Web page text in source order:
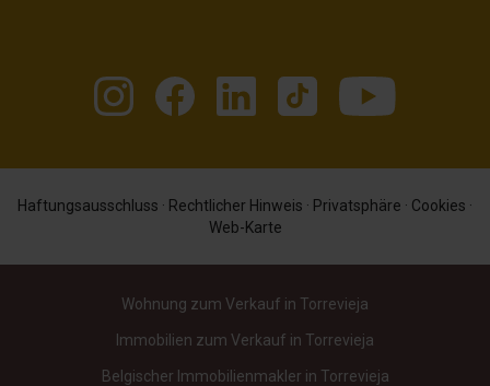
Haftungsausschluss · Rechtlicher Hinweis · Privatsphäre · Cookies ·
Web-Karte
Wohnung zum Verkauf in Torrevieja
Immobilien zum Verkauf in Torrevieja
Belgischer Immobilienmakler in Torrevieja